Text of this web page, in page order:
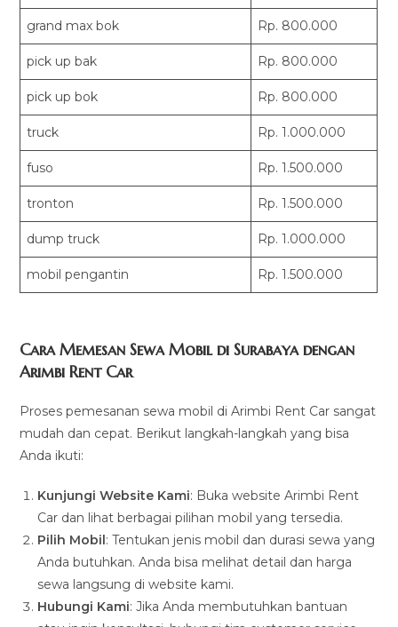
grand max bok Rp. 800.000
pick up bak Rp. 800.000
pick up bok Rp. 800.000
truck Rp. 1.000.000
fuso Rp. 1.500.000
tronton Rp. 1.500.000
dump truck Rp. 1.000.000
mobil pengantin Rp. 1.500.000
Cara Memesan Sewa Mobil di Surabaya dengan
Arimbi Rent Car
Proses pemesanan sewa mobil di Arimbi Rent Car sangat
mudah dan cepat. Berikut langkah-langkah yang bisa
Anda ikuti:
Kunjungi Website Kami: Buka website Arimbi Rent
Car dan lihat berbagai pilihan mobil yang tersedia.
Pilih Mobil: Tentukan jenis mobil dan durasi sewa yang
Anda butuhkan. Anda bisa melihat detail dan harga
sewa langsung di website kami.
Hubungi Kami: Jika Anda membutuhkan bantuan